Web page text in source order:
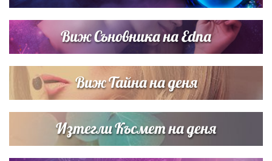
Виж Съновника на Edna
Виж Тайна на деня
Изтегли Късмет на деня